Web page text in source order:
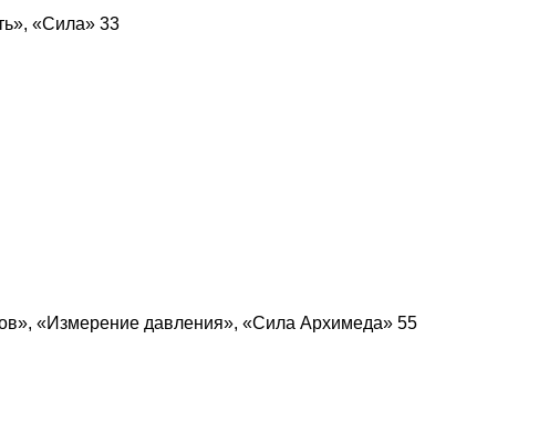
«Сила» 33
«Измерение давления», «Сила Архимеда» 55